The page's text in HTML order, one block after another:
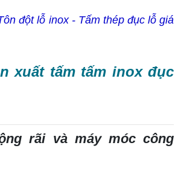
đột lỗ inox - Tấm thép đục lỗ giá
xuất tấm tấm inox đục
rãi và máy móc công